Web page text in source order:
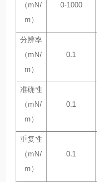
（mN/
m）
0-1000
分辨率
（mN/
m）
0.1
准确性
（mN/
m）
0.1
重复性
（mN/
m）
0.1